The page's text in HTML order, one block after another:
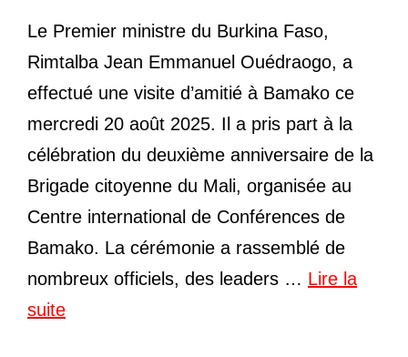
Le Premier ministre du Burkina Faso,
Rimtalba Jean Emmanuel Ouédraogo, a
effectué une visite d’amitié à Bamako ce
mercredi 20 août 2025. Il a pris part à la
célébration du deuxième anniversaire de la
Brigade citoyenne du Mali, organisée au
Centre international de Conférences de
Bamako. La cérémonie a rassemblé de
nombreux officiels, des leaders … Lire la
suite